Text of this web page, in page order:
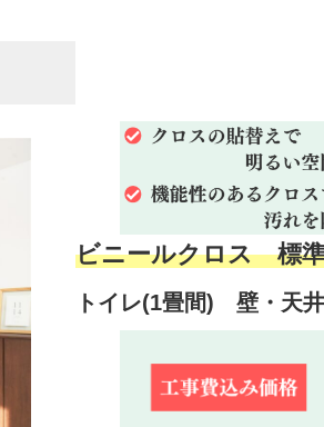
ビニールクロス 標
トイレ(1畳間) 壁・天